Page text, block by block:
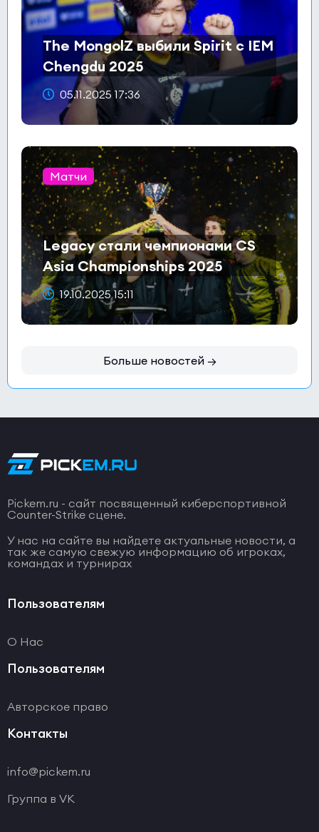
The MongolZ выбили Spirit с IEM
Chengdu 2025
05.11.2025 17:36
Матчи
Legacy стали чемпионами CS
Asia Championships 2025
19.10.2025 15:11
Больше новостей →
Pickem.ru - сайт посвященный киберспортивной
Counter-Strike сцене.
У нас на сайте вы найдете актуальные новости, а
так же самую свежую информацию об игроках,
командах и турнирах
Пользователям
О Нас
Пользователям
Авторское право
Контакты
info@pickem.ru
Группа в VK